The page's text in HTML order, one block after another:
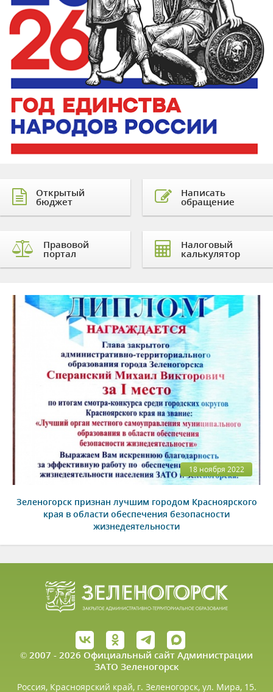
Открытый
бюджет
Правовой
портал
Написать
обращение
Налоговый
калькулятор
18 ноября 2022
Зеленогорск признан лучшим городом Красноярского
края в области обеспечения безопасности
жизнедеятельности
© 2007 - 2026 Официальный сайт Администрации
ЗАТО Зеленогорск
Россия, Красноярский край, г. Зеленогорск, ул. Мира, 15.